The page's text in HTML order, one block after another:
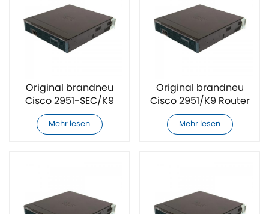
Original brandneu
Cisco 2951-SEC/K9
Router
Mehr lesen
Original brandneu
Cisco 2951/K9 Router
Mehr lesen